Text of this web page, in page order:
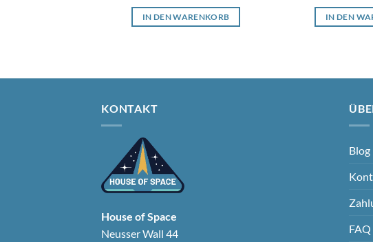
IN DEN WARENKORB IN DEN
KONTAKT
House of Space
Neusser Wall 44
Blog
FAQ